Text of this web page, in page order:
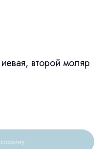
второй моляр